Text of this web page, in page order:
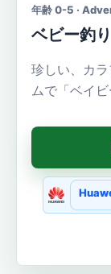
年齢 0-5 ·
ベビー釣り
珍しい、カ
ムで「ベイビ